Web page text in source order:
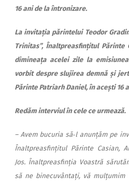
2013
2011
2010
16 ani de la întronizare.
La invitația părintelui Teodor
Trinitas”, Înaltpreasfințitul
dimineața acelei zile la
vorbit despre slujirea demnă și
Părinte Patriarh Daniel, în acești 16
Redăm interviul în cele ce urmează.
– Avem bucuria să‑l anunțăm pe
Înalt­­preasfințitul Părinte Casian,
Jos. Înalt­preasfinția Voastră
să ne binecuvântați, vă